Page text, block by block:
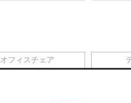
オフィスチェア